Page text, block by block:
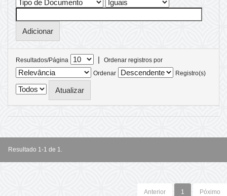
Resultados/Página |
Ordenar registros por
Ordenar
Registro(s)
Resultado 1-1 de 1.
Anterior 1 Póximo